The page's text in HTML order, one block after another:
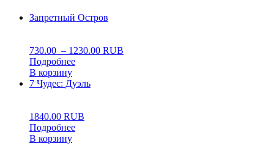
Запретный Остров
730.00 – 1230.00 RUB
Подробнее
В корзину
7 Чудес: Дуэль
1840.00 RUB
Подробнее
В корзину